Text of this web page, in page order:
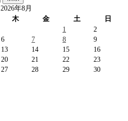
2026年8月
木 金 土
日
1
2
6 7 8
9
13 14 15
16
20 21 22
23
27 28 29
30